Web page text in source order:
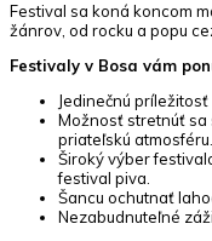
Festival sa koná koncom
žánrov, od rocku a popu
Festivaly v Bosa vám
Jedinečnú
Možnosť stretnúť sa
priateľskú atmosféru.
Široký výber
festival piva.
Šancu ochutnať
Nezabudnuteľné